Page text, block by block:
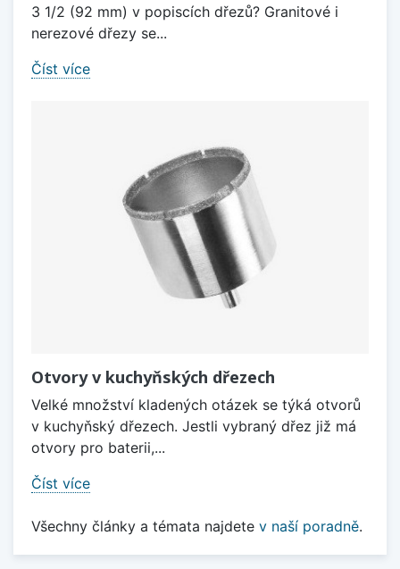
3 1/2 (92 mm) v popiscích dřezů? Granitové i
nerezové dřezy se...
Číst více
Otvory v kuchyňských dřezech
Velké množství kladených otázek se týká otvorů
v kuchyňský dřezech. Jestli vybraný dřez již má
otvory pro baterii,...
Číst více
Všechny články a témata najdete v naší poradně.